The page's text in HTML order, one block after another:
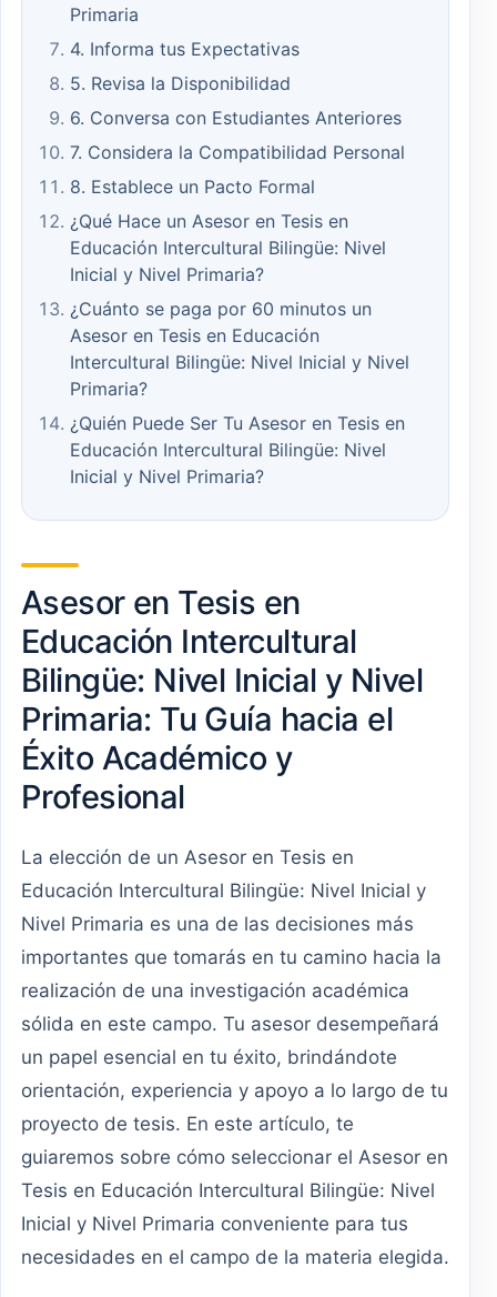
Primaria
4. Informa tus Expectativas
5. Revisa la Disponibilidad
6. Conversa con Estudiantes Anteriores
7. Considera la Compatibilidad Personal
8. Establece un Pacto Formal
¿Qué Hace un Asesor en Tesis en
Educación Intercultural Bilingüe: Nivel
Inicial y Nivel Primaria?
¿Cuánto se paga por 60 minutos un
Asesor en Tesis en Educación
Intercultural Bilingüe: Nivel Inicial y Nivel
Primaria?
¿Quién Puede Ser Tu Asesor en Tesis en
Educación Intercultural Bilingüe: Nivel
Inicial y Nivel Primaria?
Asesor en Tesis en
Educación Intercultural
Bilingüe: Nivel Inicial y Nivel
Primaria: Tu Guía hacia el
Éxito Académico y
Profesional
La elección de un Asesor en Tesis en
Educación Intercultural Bilingüe: Nivel Inicial y
Nivel Primaria es una de las decisiones más
importantes que tomarás en tu camino hacia la
realización de una investigación académica
sólida en este campo. Tu asesor desempeñará
un papel esencial en tu éxito, brindándote
orientación, experiencia y apoyo a lo largo de tu
proyecto de tesis. En este artículo, te
guiaremos sobre cómo seleccionar el Asesor en
Tesis en Educación Intercultural Bilingüe: Nivel
Inicial y Nivel Primaria conveniente para tus
necesidades en el campo de la materia elegida.